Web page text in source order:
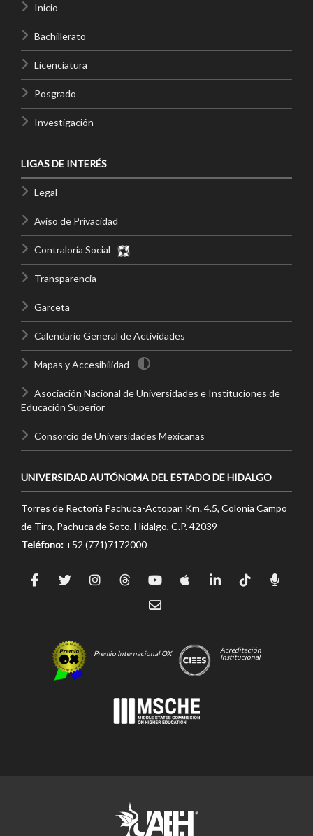
Inicio
Bachillerato
Licenciatura
Posgrado
Investigación
LIGAS DE INTERÉS
Legal
Aviso de Privacidad
Contraloría Social
Transparencia
Garceta
Calendario General de Actividades
Mapas y Accesibilidad
Asociación Nacional de Universidades e Instituciones de
Educación Superior
Consorcio de Universidades Mexicanas
UNIVERSIDAD AUTÓNOMA DEL ESTADO DE HIDALGO
Torres de Rectoría Pachuca-Actopan Km. 4.5, Colonia Campo
de Tiro, Pachuca de Soto, Hidalgo, C.P. 42039
Teléfono: +52 (771)7172000
Premio Internacional OX
Acreditación
Institucional